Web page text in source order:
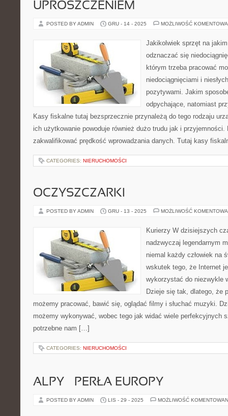
UPROSZCZENIEM
POSTED BY ADMIN GRU - 14 - 2025 MOŻLIWOŚĆ
Jakikolwiek sprzęt na
odznaczać się
którym trzeba pracować
niedociągnięciami i
pozytywami. Jakim
odpychające, natomiast
Kasy fiskalne tutaj bezsprzecznie przynależą do tego rodzaju
ich użytkowanie powoduje również dużo trudu jak i przyjemności.
zakwalifikować prędkość wprowadzania danych. Tutaj kasy
CATEGORIES: NIERUCHOMOŚCI
OCZYSZCZARKI
POSTED BY ADMIN GRU - 13 - 2025 MOŻLIWOŚĆ
Kurierzy W dzisiejszych
nadzwyczaj legendarnym
niemal każdy człowiek na
wskutek tego, że Internet
wykorzystać do niezwykle
Dzieje się tak, dlatego, że
możemy pracować, bawić się, oglądać filmy i słuchać muzyki.
możemy wykonywać, wobec tego jak widać wiele perfekcyjnych
potrzebne nam […]
CATEGORIES: NIERUCHOMOŚCI
ALPY – PERŁA EUROPY
POSTED BY ADMIN LIS - 29 - 2025 MOŻLIWOŚĆ